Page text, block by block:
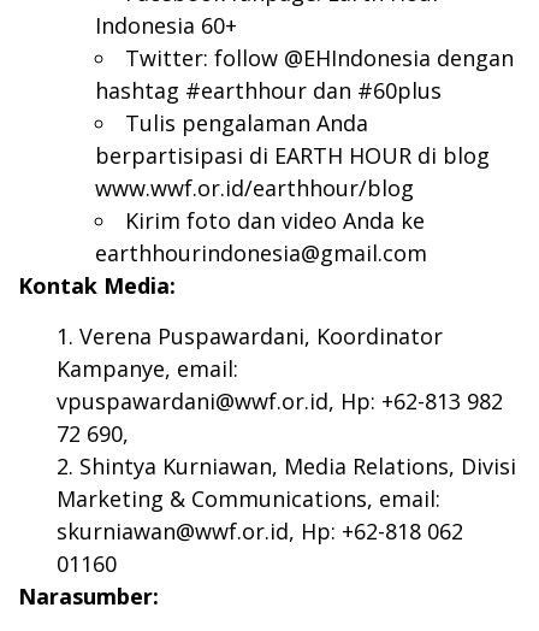
Indonesia 60+
Twitter: follow @EHIndonesia dengan
hashtag #earthhour dan #60plus
Tulis pengalaman Anda
berpartisipasi di EARTH HOUR di blog
www.wwf.or.id/earthhour/blog
Kirim foto dan video Anda ke
earthhourindonesia@gmail.com
Kontak Media:
Verena Puspawardani, Koordinator
Kampanye, email:
vpuspawardani@wwf.or.id, Hp: +62-813 982
72 690,
Shintya Kurniawan, Media Relations, Divisi
Marketing & Communications, email:
skurniawan@wwf.or.id, Hp: +62-818 062
01160
Narasumber: